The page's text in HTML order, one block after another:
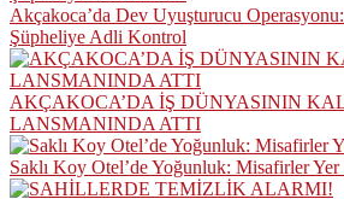
Akçakoca’da Dev Uyuşturucu
Şüpheliye Adli Kontrol
AKÇAKOCA’DA İŞ DÜNYASININ
LANSMANINDA ATTI
Saklı Koy Otel’de Yoğunluk: Misafirler